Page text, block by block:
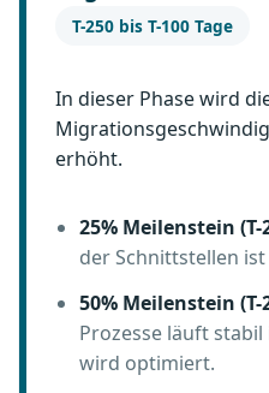
T-250 bis T-100 Tage
In dieser Phase wird
erhöht.
25% Meilenstein (T-
der Schnittstellen
50% Meilenstein (T-
Prozesse läuft stabil
wird optimiert.